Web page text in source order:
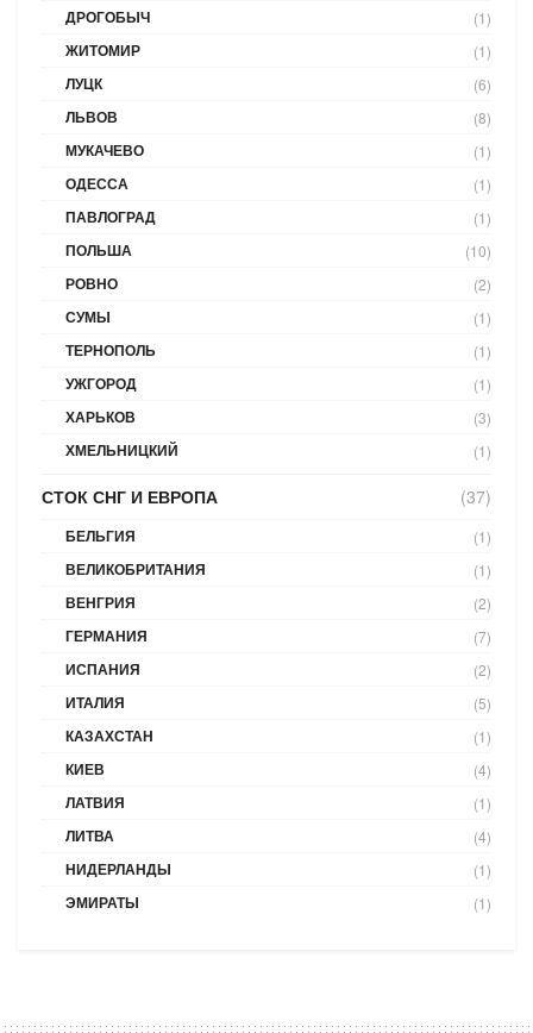
ДРОГОБЫЧ (1)
ЖИТОМИР (1)
ЛУЦК (6)
ЛЬВОВ (8)
МУКАЧЕВО (1)
ОДЕССА (1)
ПАВЛОГРАД (1)
ПОЛЬША (10)
РОВНО (2)
СУМЫ (1)
ТЕРНОПОЛЬ (1)
УЖГОРОД (1)
ХАРЬКОВ (3)
ХМЕЛЬНИЦКИЙ (1)
СТОК СНГ И ЕВРОПА (37)
БЕЛЬГИЯ (1)
ВЕЛИКОБРИТАНИЯ (1)
ВЕНГРИЯ (2)
ГЕРМАНИЯ (7)
ИСПАНИЯ (2)
ИТАЛИЯ (5)
КАЗАХСТАН (1)
КИЕВ (4)
ЛАТВИЯ (1)
ЛИТВА (4)
НИДЕРЛАНДЫ (1)
ЭМИРАТЫ (1)